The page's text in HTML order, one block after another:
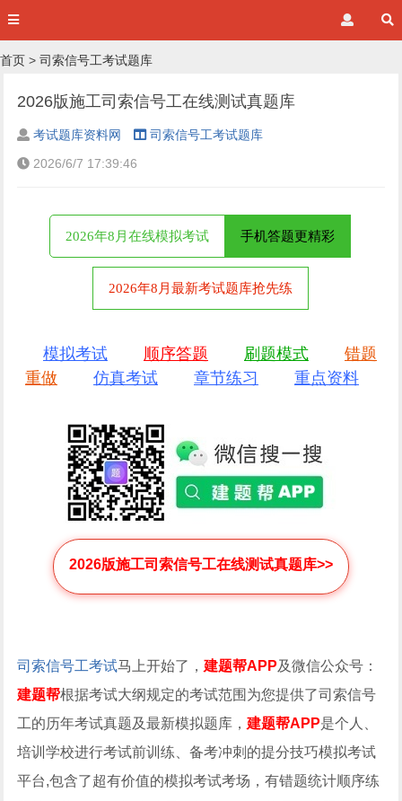
首页 > 司索信号工考试题库
2026版施工司索信号工在线测试真题库
考试题库资料网
司索信号工考试题库
2026/6/7 17:39:46
2026年8月在线模拟考试 手机答题更精彩
2026年8月最新考试题库抢先练
模拟考试 顺序答题 刷题模式
错题
重做
仿真考试 章节练习 重点资料
2026版施工司索信号工在线测试真题库>>
司索信号工考试马上开始了，建题帮APP及微信公众号：
建题帮根据考试大纲规定的考试范围为您提供了司索信号
工的历年考试真题及最新模拟题库，建题帮APP是个人、
培训学校进行考试前训练、备考冲刺的提分技巧模拟考试
平台,包含了超有价值的模拟考试考场，有错题统计顺序练